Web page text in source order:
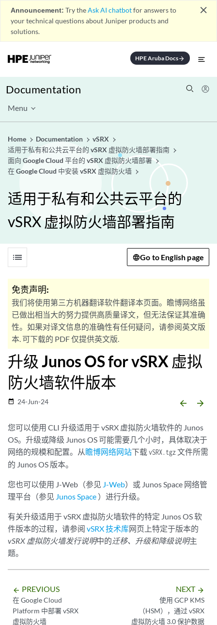
Announcement: Try theAsk AI chatbotfor answers to
your technical questions about Juniper products and
solutions.
close
HPE Aruba Docsarrow_forward
Documentation
Menu
Home Documentation
vSRX
适用于私有和公共云平台的 vSRX 虚拟防火墙部署指南
面向 Google Cloud 平台的 vSRX 虚拟防火墙部署
在 Google Cloud 中安装 vSRX 虚拟防火墙
适用于私有和公共云平台的
vSRX 虚拟防火墙部署指南
list Go to English page
免责声明:
我们将使用第三方机器翻译软件翻译本页面。瞻博网络虽
已做出相当大的努力提供高质量译文，但无法保证其准确
性。如果对译文信息的准确性有任何疑问，请参阅英文版
本. 可下载的 PDF 仅提供英文版.
升级 Junos OS for vSRX 虚拟
防火墙软件版本
date_range 24-Jun-24 arrow_backward arrow_forward
您可以使用 CLI 升级适用于 vSRX 虚拟防火墙软件的 Junos
OS。升级或降级 Junos OS 可能需要几个小时，具体取决于
网络的规模和配置。从瞻博网络网站下载vSRX.tgz 文件所需
的 Junos OS 版本。
您也可以使用 J-Web（参见 J-Web）或 Junos Space 网络管
理平台（参见 Junos Space ）进行升级。
有关升级适用于 vSRX 虚拟防火墙软件的特定 Junos OS 软
件版本的过程，请参阅 vSRX 技术库网页上特定于版本的
vSRX 虚拟防火墙发行说明中的迁移、升级和降级说明主
题。
arrow_backward PREVIOUS
在 Google Cloud
Platform 中部署 vSRX
虚拟防火墙
NEXT arrow_forward
使用 GCP KMS
（HSM），通过 vSRX
虚拟防火墙 3.0 保护数据